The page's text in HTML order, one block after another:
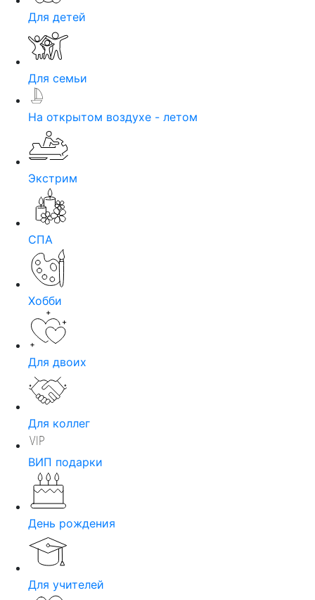
Для детей
Для семьи
На открытом воздухе - летом
Экстрим
СПА
Хобби
Для двоих
Для коллег
ВИП подарки
День рождения
Для учителей